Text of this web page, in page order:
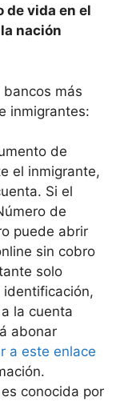
vida en el
nación
más
inmigrantes:
de
el inmigrante,
Si el
de
puede abrir
sin cobro
solo
la cuenta
abonar
a este enlace
conocida por